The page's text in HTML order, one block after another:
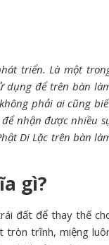
triển. Là một
dụng để trên bàn
phải ai cũng
nhận được nhiều
Di Lặc trên bàn
gì?
đất để thay thế
tròn trĩnh, miệng